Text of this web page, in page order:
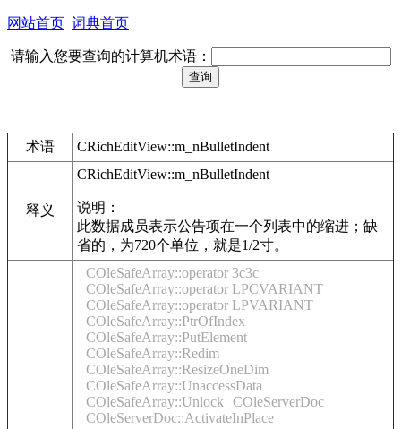
网站首页 词典首页
请输入您要查询的计算机术语：
术语 CRichEditView::m_nBulletIndent
释义
CRichEditView::m_nBulletIndent
说明：
此数据成员表示公告项在一个列表中的缩进；缺
省的，为720个单位，就是1/2寸。
COleSafeArray::operator 3c3c
COleSafeArray::operator LPCVARIANT
COleSafeArray::operator LPVARIANT
COleSafeArray::PtrOfIndex
COleSafeArray::PutElement
COleSafeArray::Redim
COleSafeArray::ResizeOneDim
COleSafeArray::UnaccessData
COleSafeArray::Unlock
COleServerDoc
COleServerDoc::ActivateInPlace